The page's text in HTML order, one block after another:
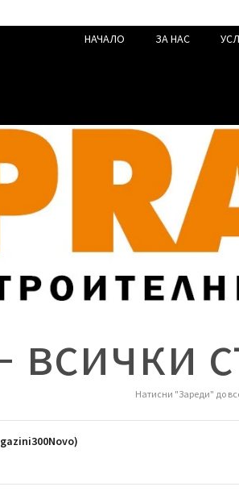
НАЧАЛО ЗА НАС
всички
Натисни "Зареди" до